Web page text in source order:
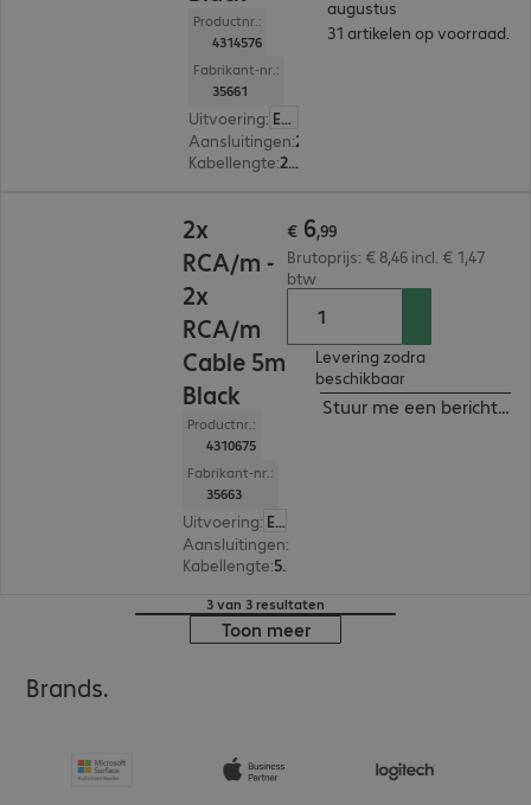
Productnr.:
4314576
Fabrikant-nr.:
35661
Uitvoering: Europa
Aansluitingen:
Kabellengte: 2 m
augustus
31 artikelen op voorraad.
2x
RCA/m -
2x
RCA/m
Cable 5m
Black
Productnr.:
4310675
Fabrikant-nr.:
35663
Uitvoering: Europa
Aansluitingen:
Kabellengte: 5 m
€ 6,99
Brutoprijs: € 8,46 incl. € 1,47
btw
Levering zodra
beschikbaar
Stuur me een bericht
3 van 3 resultaten
Toon meer
Brands.